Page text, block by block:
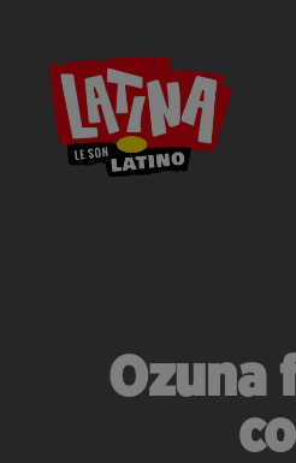
Ozuna